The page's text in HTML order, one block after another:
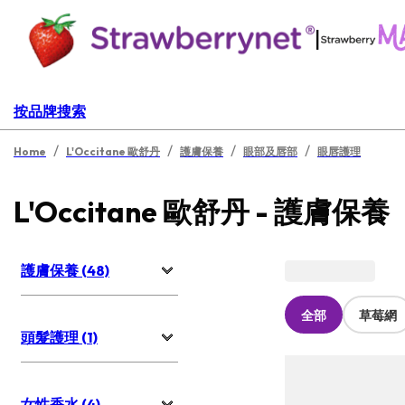
|
按品牌搜索
Home / L'Occitane 歐舒丹 / 護膚保養 / 眼部及唇部 / 眼唇護理
L'Occitane 歐舒丹 - 護膚保養
護膚保養 (48)
頭髮護理 (1)
全部 草莓網